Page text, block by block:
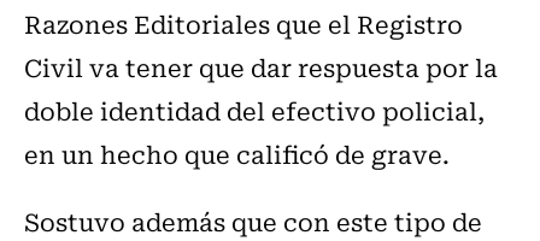
Razones Editoriales que el Registro
Civil va tener que dar respuesta por la
doble identidad del efectivo policial,
en un hecho que calificó de grave.
Sostuvo además que con este tipo de